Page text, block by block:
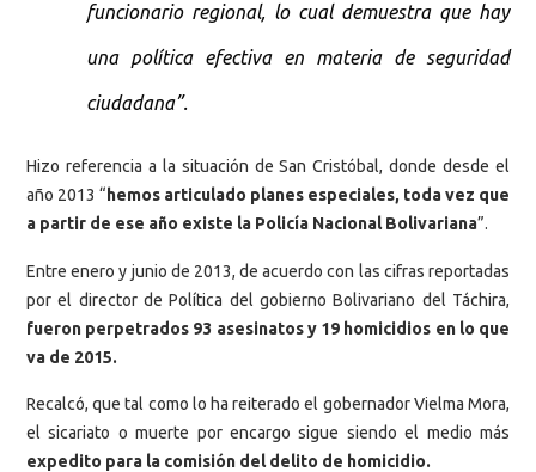
funcionario regional, lo cual demuestra que hay
una política efectiva en materia de seguridad
ciudadana”.
Hizo referencia a la situación de San Cristóbal, donde desde el
año 2013 “ hemos articulado planes especiales, toda vez que
a partir de ese año existe la Policía Nacional Bolivariana”.
Entre enero y junio de 2013, de acuerdo con las cifras reportadas
por el director de Política del gobierno Bolivariano del Táchira,
fueron perpetrados 93 asesinatos y 19 homicidios en lo que
va de 2015.
Recalcó, que tal como lo ha reiterado el gobernador Vielma Mora,
el sicariato o muerte por encargo sigue siendo el medio más
expedito para la comisión del delito de homicidio.